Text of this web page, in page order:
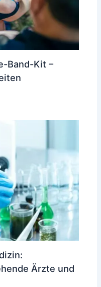
Band-Kit –
Ärzte und